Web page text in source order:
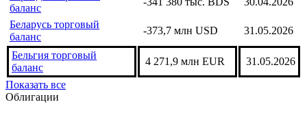
баланс
Беларусь торговый
баланс
-373,7 млн USD 31.05.2026
Бельгия торговый
баланс
4 271,9 млн EUR
31.05.2026
Показать все
Облигации